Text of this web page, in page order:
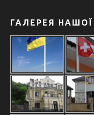
ГАЛЕРЕЯ НАШОЇ